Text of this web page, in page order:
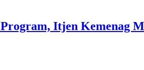
Itjen Kemenag